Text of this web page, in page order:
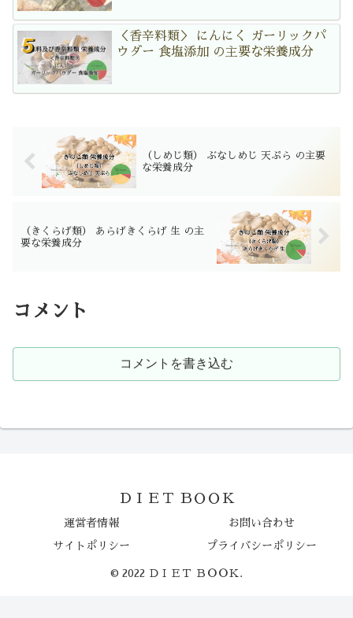
＜香辛料類＞ にんにく ガーリックパ
ウダー 食塩添加 の主要な栄養成分
（しめじ類） ぶなしめじ 天ぷら の主要
な栄養成分
（きくらげ類） あらげきくらげ 生 の主
要な栄養成分
コメント
コメントを書き込む
ＤＩＥＴ ＢＯＯＫ
運営者情報 お問い合わせ
サイトポリシー プライバシーポリシー
© 2022 ＤＩＥＴ ＢＯＯＫ.